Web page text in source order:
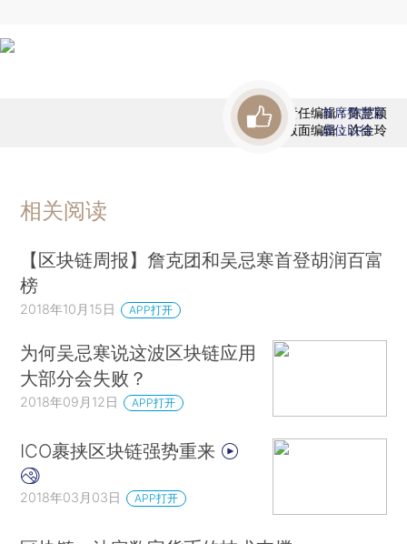
责任编辑：陈慧颖
版面编辑：许金玲
首席赞赏官
虚位以待
相关阅读
【区块链周报】詹克团和吴忌寒首登胡润百富
榜
2018年10月15日 APP打开
为何吴忌寒说这波区块链应用
大部分会失败？
2018年09月12日 APP打开
ICO裹挟区块链强势重来
2018年03月03日 APP打开